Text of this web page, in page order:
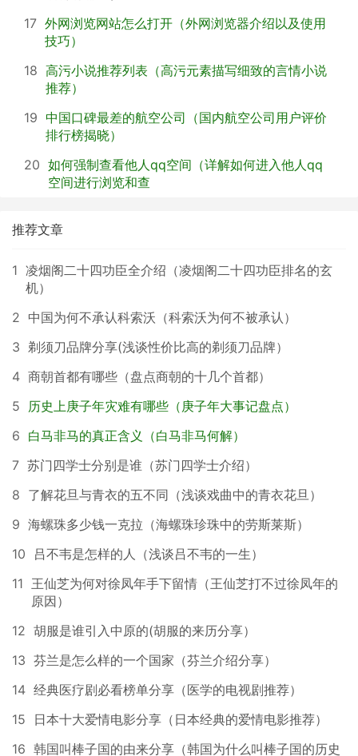
17 外网浏览网站怎么打开（外网浏览器介绍以及使用
技巧）
18 高污小说推荐列表（高污元素描写细致的言情小说
推荐）
19 中国口碑最差的航空公司（国内航空公司用户评价
排行榜揭晓）
20 如何强制查看他人qq空间（详解如何进入他人qq
空间进行浏览和查
推荐文章
1 凌烟阁二十四功臣全介绍（凌烟阁二十四功臣排名的玄
机）
2 中国为何不承认科索沃（科索沃为何不被承认）
3 剃须刀品牌分享(浅谈性价比高的剃须刀品牌）
4 商朝首都有哪些（盘点商朝的十几个首都）
5 历史上庚子年灾难有哪些（庚子年大事记盘点）
6 白马非马的真正含义（白马非马何解）
7 苏门四学士分别是谁（苏门四学士介绍）
8 了解花旦与青衣的五不同（浅谈戏曲中的青衣花旦）
9 海螺珠多少钱一克拉（海螺珠珍珠中的劳斯莱斯）
10
吕不韦是怎样的人（浅谈吕不韦的一生）
11 王仙芝为何对徐凤年手下留情（王仙芝打不过徐凤年的
原因）
12 胡服是谁引入中原的(胡服的来历分享）
13 芬兰是怎么样的一个国家（芬兰介绍分享）
14 经典医疗剧必看榜单分享（医学的电视剧推荐）
15
日本十大爱情电影分享（日本经典的爱情电影推荐）
16 韩国叫棒子国的由来分享（韩国为什么叫棒子国的历史